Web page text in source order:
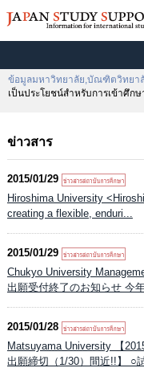
ข้อมูลมหาวิทยาลัย,บัณฑิตวิทยา
เป็นประโยชน์สำหรับการเข้าศึกษ
ข่าวสาร
2015/01/29
Hiroshima University
creating a flexible, enduri...
2015/01/29
Chukyo University
出願受付終了のお知らせ 今
2015/01/28
Matsuyama University 【
出願締切（1/30）間近!!】 ○